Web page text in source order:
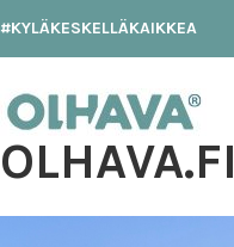
#KYLÄKESKELLÄKAIKKEA
OLHAVA.FI